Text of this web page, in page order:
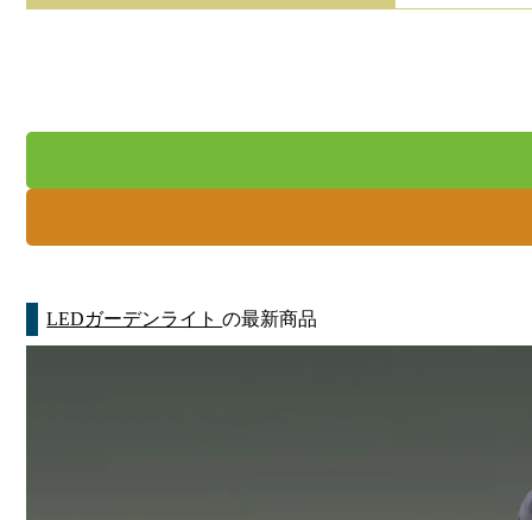
LEDガーデンライトの最新商品